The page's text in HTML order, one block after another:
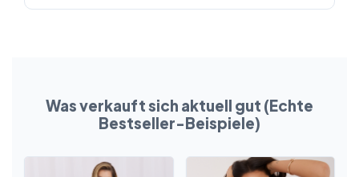
Was verkauft sich aktuell gut (Echte
Bestseller-Beispiele)